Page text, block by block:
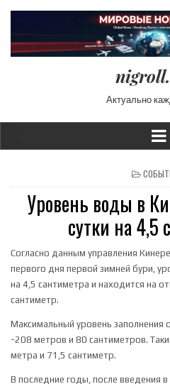
Актуально
Уровень воды в
сутки на 4,5
Согласно данным управления
первого дня первой зимней бури,
на 4,5 сантиметра и находится на
сантиметр.
Максимальный уровень заполнения
-208 метров и 80 сантиметров.
метра и 71,5 сантиметр.
В последние годы, после введения